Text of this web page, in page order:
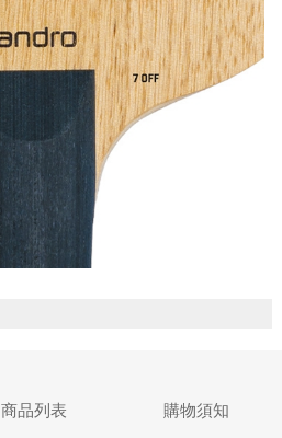
商品列表 購物須知